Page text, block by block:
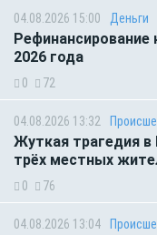
04.08.2026 15:00 Деньги
Рефинансирование
2026 года
0 72
04.08.2026 13:32
Жуткая трагедия
трёх местных
0 76
04.08.2026 13:04